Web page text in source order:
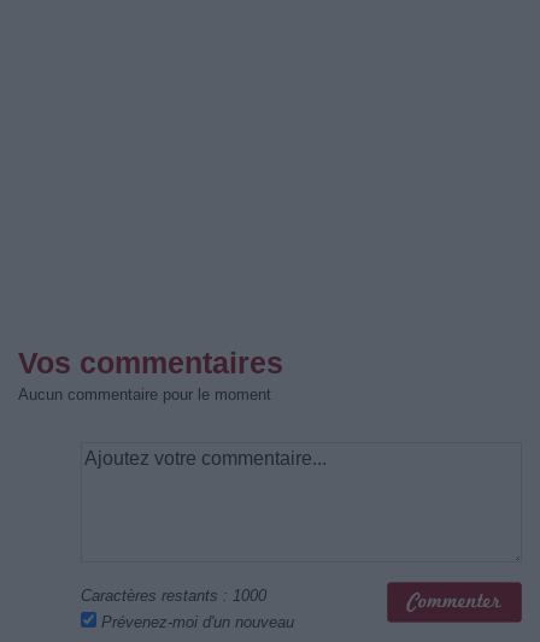
Vos commentaires
Aucun commentaire pour le moment
Caractères restants : 1000
Prévenez-moi d'un nouveau